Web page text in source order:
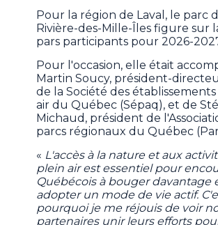
Pour la région de Laval, le parc
Rivière-des-Mille-Îles figure sur
pars participants pour 2026-
Pour l'occasion, elle était
Martin Soucy, président-
de la Société des
air du Québec (Sépaq), et de
Michaud, président de
parcs régionaux du Québec
« L'accès à la nature et aux
plein air est essentiel pour
Québécois à bouger davantage
adopter un mode de vie actif.
pourquoi je me réjouis de voir
partenaires unir leurs efforts